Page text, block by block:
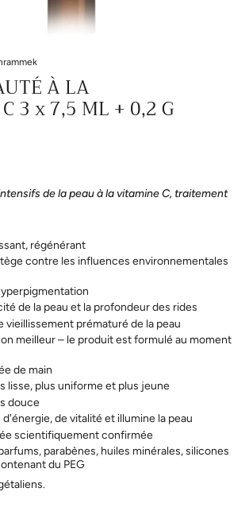
À LA
3 x 7,5 ML + 0,2 G
de la peau à la vitamine C, traitement
régénérant
contre les influences environnementales
de la peau et la profondeur des rides
vieillissement prématuré de la peau
meilleur – le produit est formulé au moment
de main
lisse, plus uniforme et plus jeune
douce
de vitalité et illumine la peau
scientifiquement confirmée
parabènes, huiles minérales, silicones
du PEG